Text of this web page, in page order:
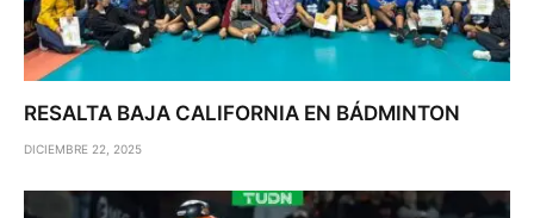
RESALTA BAJA CALIFORNIA EN BÁDMINTON
DICIEMBRE 22, 2025